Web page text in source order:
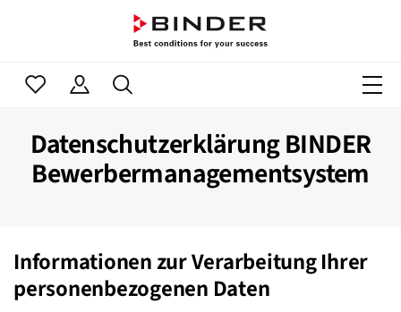
Datenschutzerklärung BINDER
Bewerbermanagementsystem
Informationen zur Verarbeitung Ihrer
personenbezogenen Daten